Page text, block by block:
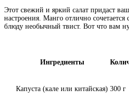
Этот свежий и яркий салат придаст
настроения. Манго отлично сочетается
блюду необычный твист. Вот что вам
Ингредиенты
Капуста (кале или китайская) 300 г